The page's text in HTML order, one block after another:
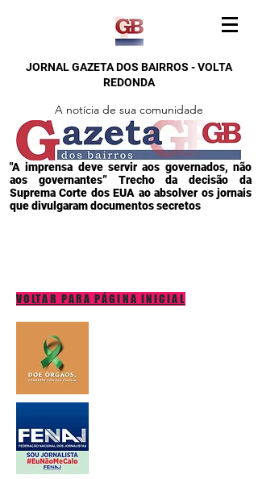
JORNAL GAZETA DOS BAIRROS - VOLTA
REDONDA
A notícia de sua comunidade
"A imprensa deve servir aos governados, não
aos governantes” Trecho da decisão da
Suprema Corte dos EUA ao absolver os jornais
que divulgaram documentos secretos
VOLTAR PARA PÁGINA INICIAL